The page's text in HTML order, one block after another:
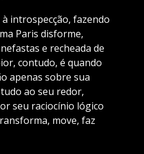
introspecção, fazendo
Paris disforme,
e recheada de
contudo, é quando
apenas sobre sua
ao seu redor,
seu raciocínio lógico
move, faz